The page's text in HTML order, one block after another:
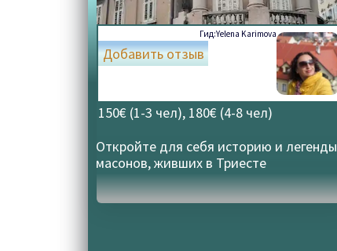
Гид:Yelena Karimova
150€ (1-3 чел), 180€ (4-8 чел)
Добавить отзыв
Откройте для себя историю и легенды
масонов, живших в Триесте